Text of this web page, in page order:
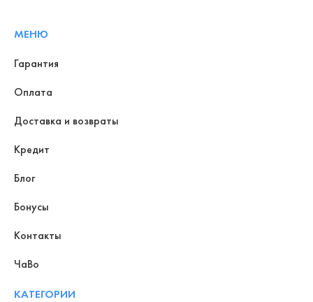
МЕНЮ
Гарантия
Оплата
Доставка и возвраты
Кредит
Блог
Бонусы
Контакты
ЧаВо
КАТЕГОРИИ